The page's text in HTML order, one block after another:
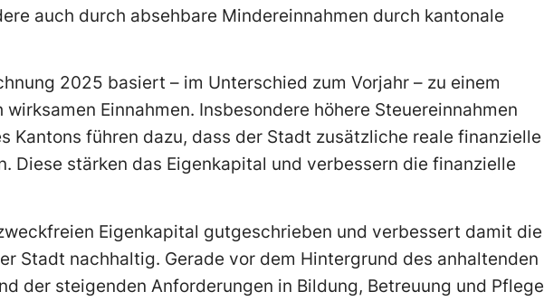
auch durch absehbare Mindereinnahmen durch kantonale
2025 basiert – im Unterschied zum Vorjahr – zu einem
Einnahmen. Insbesondere höhere Steuereinnahmen
Kantons führen dazu, dass der Stadt zusätzliche reale finanzielle
Diese stärken das Eigenkapital und verbessern die finanzielle
Eigenkapital gutgeschrieben und verbessert damit die
Stadt nachhaltig. Gerade vor dem Hintergrund des anhaltenden
der steigenden Anforderungen in Bildung, Betreuung und Pflege